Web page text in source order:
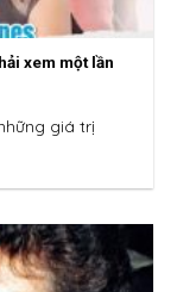
xem một lần
giá trị